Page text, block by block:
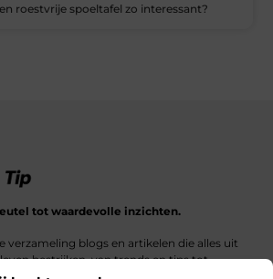
roestvrije spoeltafel zo interessant?
tot waardevolle inzichten.
verzameling blogs en artikelen die alles uit
bestrijken, van trends en tips tot
diepgaande verhalen.